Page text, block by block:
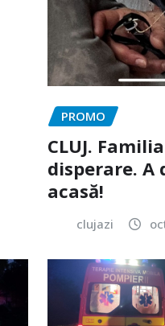
PROMO
CLUJ.
disperare. A
acasă!
clujazi